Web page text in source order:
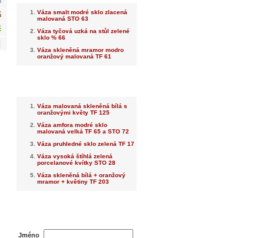
Váza smalt modré sklo zlacená
malovaná STO 63
Váza tyčová uzká na stůl zelené
sklo % 66
Váza skleněná mramor modro
oranžový malovaná TF 61
Váza malovaná skleněná bílá s
oranžovými květy TF 125
Váza amfora modré sklo
malovaná velká TF 65 a STO 72
Váza pruhledné sklo zelená TF 17
Váza vysoká štíhlá zelená
porcelanové kvítky STO 28
Váza skleněná bílá + oranžový
mramor + květiny TF 203
Jméno